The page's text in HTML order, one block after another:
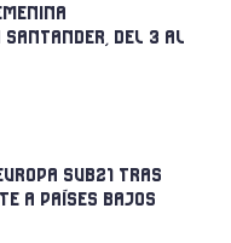
SANTANDER, DEL 3 AL
SUB21 TRAS
A PAÍSES BAJOS